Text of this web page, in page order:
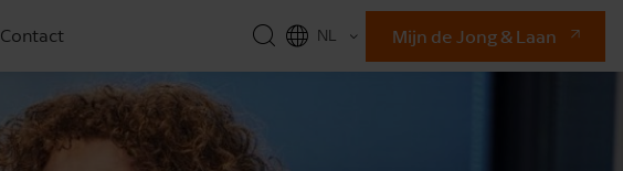
Contact
NL
EN
Mijn de Jong & Laan